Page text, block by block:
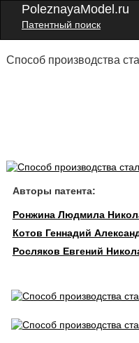
PoleznayaModel.ru
Патентный поиск
Способ производства
Авторы патента:
Ронжина Людмила
Котов Геннадий
Росляков Евгений